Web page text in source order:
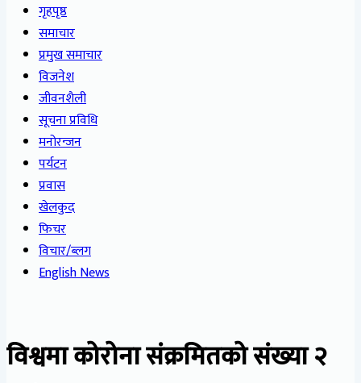
गृहपृष्ठ
समाचार
प्रमुख समाचार
विजनेश
जीवनशैली
सूचना प्रविधि
मनोरन्जन
पर्यटन
प्रवास
खेलकुद
फिचर
विचार/ब्लग
English News
विश्वमा कोरोना संक्रमितको संख्या २